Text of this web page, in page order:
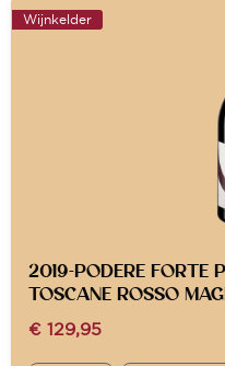
Wijnkelder
2019-PODERE FORTE
TOSCANE ROSSO
€ 129,95